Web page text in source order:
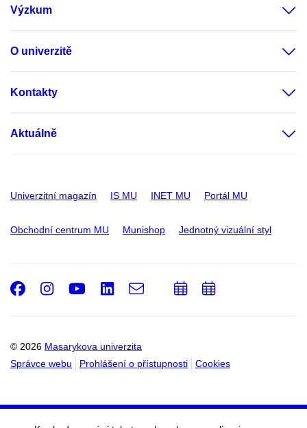
Výzkum
O univerzitě
Kontakty
Aktuálně
Univerzitní magazín IS MU INET MU Portál MU
Obchodní centrum MU Munishop Jednotný vizuální styl
© 2026 Masarykova univerzita
Správce webu
Prohlášení o přístupnosti Cookies
Facebook
Instagram
Youtube
LinkedIn
e-
PřidatPřidat